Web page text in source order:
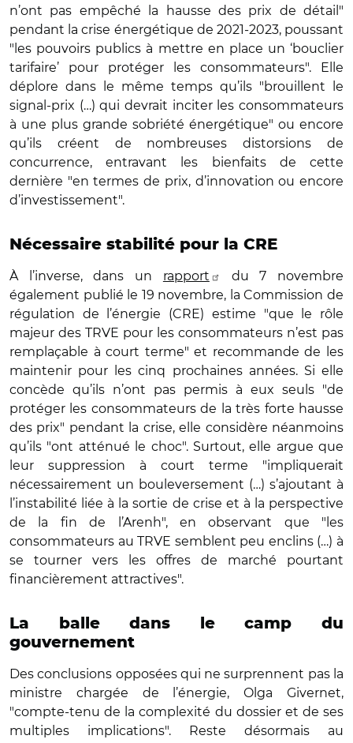
n’ont pas empêché la hausse des prix de détail"
pendant la crise énergétique de 2021-2023, poussant
"les pouvoirs publics à mettre en place un ‘bouclier
tarifaire’ pour protéger les consommateurs". Elle
déplore dans le même temps qu’ils "brouillent le
signal-prix (…) qui devrait inciter les consommateurs
à une plus grande sobriété énergétique" ou encore
qu’ils créent de nombreuses distorsions de
concurrence, entravant les bienfaits de cette
dernière "en termes de prix, d’innovation ou encore
d’investissement".
Nécessaire stabilité pour la CRE
À l’inverse, dans un rapport
du 7 novembre
également publié le 19 novembre, la Commission de
régulation de l’énergie (CRE) estime "que le rôle
majeur des TRVE pour les consommateurs n’est pas
remplaçable à court terme" et recommande de les
maintenir pour les cinq prochaines années. Si elle
concède qu’ils n’ont pas permis à eux seuls "de
protéger les consommateurs de la très forte hausse
des prix" pendant la crise, elle considère néanmoins
qu’ils "ont atténué le choc". Surtout, elle argue que
leur suppression à court terme "impliquerait
nécessairement un bouleversement (…) s’ajoutant à
l’instabilité liée à la sortie de crise et à la perspective
de la fin de l’Arenh", en observant que "les
consommateurs au TRVE semblent peu enclins (…) à
se tourner vers les offres de marché pourtant
financièrement attractives".
La balle dans le camp du
gouvernement
Des conclusions opposées qui ne surprennent pas la
ministre chargée de l’énergie, Olga Givernet,
"compte-tenu de la complexité du dossier et de ses
multiples implications". Reste désormais au